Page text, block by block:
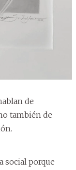
de
también de
social porque